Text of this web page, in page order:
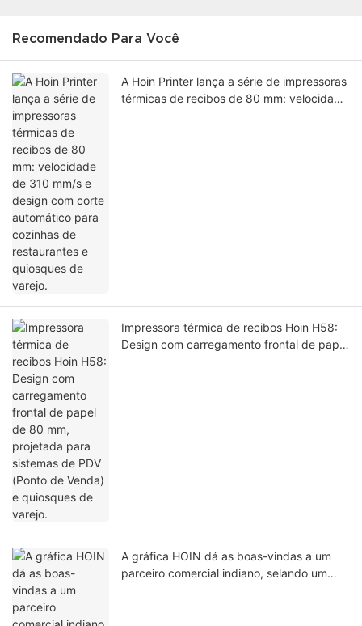
Recomendado Para Você
A Hoin Printer lança a série de impressoras
térmicas de recibos de 80 mm: velocidade
Impressora térmica de recibos Hoin H58:
Design com carregamento frontal de papel
A gráfica HOIN dá as boas-vindas a um
parceiro comercial indiano, selando um